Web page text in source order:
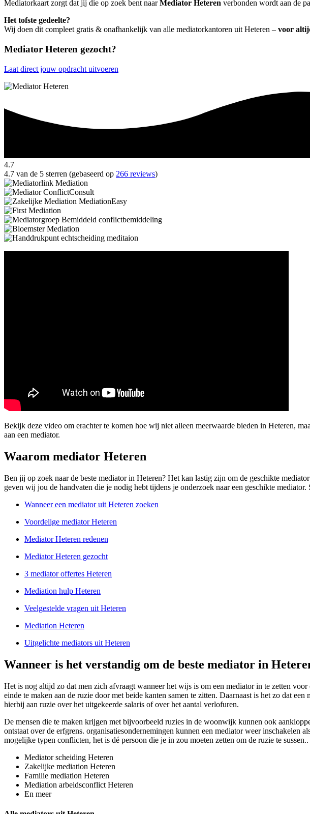
Mediatorkaart zorgt dat jij die op zoek bent naarMediator Heteren verbonden wordt aan de
Het tofste gedeelte?
Wij doen dit compleet gratis & onafhankelijk van alle mediatorkantoren uit Heteren – voor
Mediator Heteren gezocht?
Laat direct jouw opdracht uitvoeren
4.7
4.7 van de 5 sterren (gebaseerd op 266 reviews)
Bekijk deze video om erachter te komen hoe wij niet alleen meerwaarde bieden in Heteren,
aan een mediator.
Waarom mediator Heteren
Ben jij op zoek naar de beste mediator in Heteren? Het kan lastig zijn om de geschikte
geven wij jou de handvaten die je nodig hebt tijdens je onderzoek naar een geschikte mediator.
Wanneer een mediator uit Heteren zoeken
Voordelige mediator Heteren
Mediator Heteren redenen
Mediator Heteren gezocht
3 mediator offertes Heteren
Mediation hulp Heteren
Veelgestelde vragen uit Heteren
Mediation Heteren
Uitgelichte mediators uit Heteren
Wanneer is het verstandig om de beste mediator in
Het is nog altijd zo dat men zich afvraagt wanneer het wijs is om een mediator in te zetten
einde te maken aan de ruzie door met beide kanten samen te zitten. Daarnaast is het zo dat
hierbij aan ruzie over het uitgekeerde salaris of over het aantal verlofuren.
De mensen die te maken krijgen met bijvoorbeeld ruzies in de woonwijk kunnen ook
ontstaat over de erfgrens. organisatiesondernemingen kunnen een mediator weer
mogelijke typen conflicten, het is dé persoon die je in zou moeten zetten om de ruzie te
Mediator scheiding Heteren
Zakelijke mediation Heteren
Familie mediation Heteren
Mediation arbeidsconflict Heteren
En meer